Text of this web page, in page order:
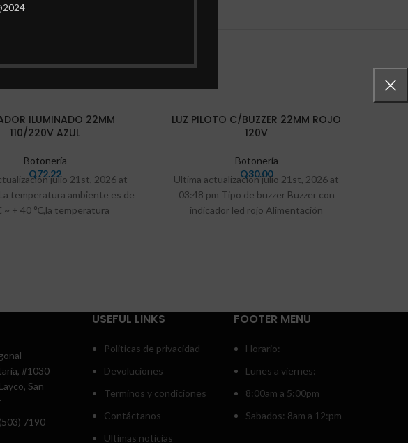
ILUMINADO 22MM
110/220V AZUL
Botonería
Q72.22julio 21st, 2026 at
temperatura ambiente es de
~ + 40 ℃,la temperatura
LUZ PILOTO C/BUZZER 22MM ROJO
120V
Botonería
Q30.00
Ultima actualización julio 21st, 2026 at
03:48 pm Tipo de buzzer Buzzer con
indicador led rojo Alimentación
#1030
San
7190
USEFUL LINKS
Politicas de privacidad
Devoluciones
Terminos y condiciones
Contáctanos
Ultimas noticias
FOOTER MENU
Horario:
Lunes a viernes:
8:00am a 5:00pm
Sabados: 8am a 12:pm